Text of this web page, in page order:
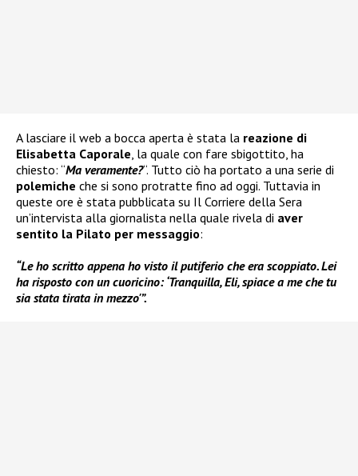
A lasciare il web a bocca aperta è stata la reazione di
Elisabetta Caporale , la quale con fare sbigottito, ha
chiesto: “Ma veramente?“. Tutto ciò ha portato a una serie di
polemiche che si sono protratte fino ad oggi. Tuttavia in
queste ore è stata pubblicata su Il Corriere della Sera
un’intervista alla giornalista nella quale rivela di aver
sentito la Pilato per messaggio:
“Le ho scritto appena ho visto il putiferio che era scoppiato. Lei
ha risposto con un cuoricino: ‘Tranquilla, Eli, spiace a me che tu
sia stata tirata in mezzo'”.